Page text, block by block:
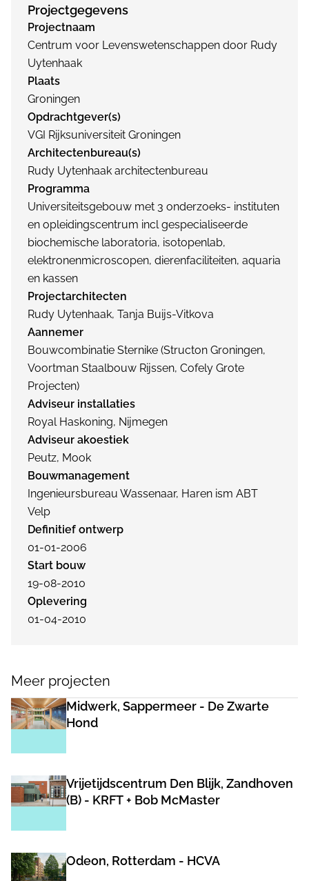
Projectgegevens
Projectnaam
Centrum voor Levenswetenschappen door Rudy
Uytenhaak
Plaats
Groningen
Opdrachtgever(s)
VGI Rijksuniversiteit Groningen
Architectenbureau(s)
Rudy Uytenhaak architectenbureau
Programma
Universiteitsgebouw met 3 onderzoeks- instituten
en opleidingscentrum incl gespecialiseerde
biochemische laboratoria, isotopenlab,
elektronenmicroscopen, dierenfaciliteiten, aquaria
en kassen
Projectarchitecten
Rudy Uytenhaak, Tanja Buijs-Vitkova
Aannemer
Bouwcombinatie Sternike (Structon Groningen,
Voortman Staalbouw Rijssen, Cofely Grote
Projecten)
Adviseur installaties
Royal Haskoning, Nijmegen
Adviseur akoestiek
Peutz, Mook
Bouwmanagement
Ingenieursbureau Wassenaar, Haren ism ABT
Velp
Definitief ontwerp
01-01-2006
Start bouw
19-08-2010
Oplevering
01-04-2010
Meer projecten
Midwerk, Sappermeer - De Zwarte
Hond
Vrijetijdscentrum Den Blijk, Zandhoven
(B) - KRFT + Bob McMaster
Odeon, Rotterdam - HCVA